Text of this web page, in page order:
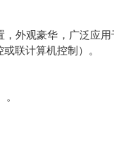
外观豪华，广泛应
联计算机控制）。